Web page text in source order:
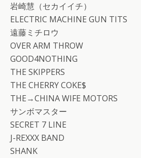
岩崎慧（セカイイチ）
ELECTRIC MACHINE GUN TITS
遠藤ミチロウ
OVER ARM THROW
GOOD4NOTHING
THE SKIPPERS
THE CHERRY COKE$
THE→CHINA WIFE MOTORS
サンボマスター
SECRET 7 LINE
J-REXXX BAND
SHANK